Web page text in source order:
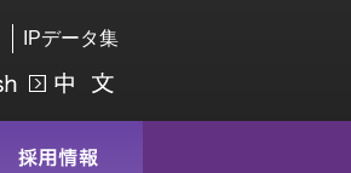
IPデータ集